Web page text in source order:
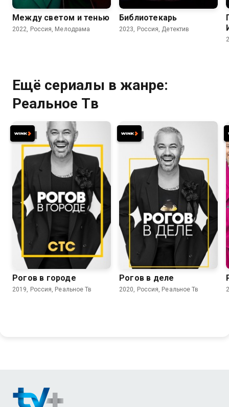
Между светом и тенью
2022, Россия, Мелодрама
Библиотекарь
2023, Россия, Детектив
Ещё сериалы в жанре:
Реальное Тв
8.3
Рогов в городе
2019, Россия, Реальное Тв
8.3
Рогов в деле
2020, Россия, Реальное Тв